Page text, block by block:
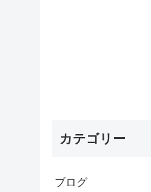
カテゴリー
ブログ